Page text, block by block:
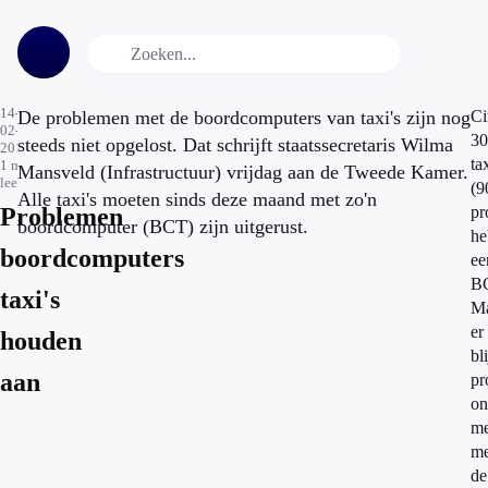
14-
02-
2015
1 min.
leestijd
Problemen
boordcomputers
taxi's
houden
aan
De problemen met de boordcomputers van taxi's zijn nog
steeds niet opgelost. Dat schrijft staatssecretaris Wilma
Mansveld (Infrastructuur) vrijdag aan de Tweede Kamer.
Alle taxi's moeten sinds deze maand met zo'n
boordcomputer (BCT) zijn uitgerust.
er
de